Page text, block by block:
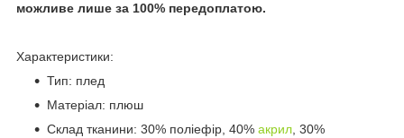
можливе лише за 100% передоплатою.
Характеристики:
Тип: плед
Матеріал: плюш
Склад тканини: 30% поліефір, 40% акрил, 30%